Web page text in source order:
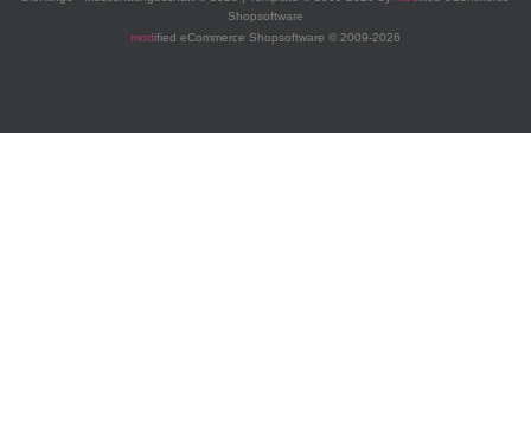
Shopsoftware
modified eCommerce Shopsoftware © 2009-2026